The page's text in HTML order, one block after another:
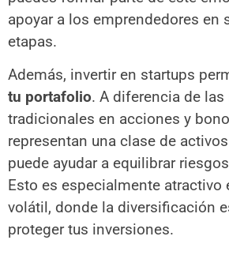
apoyar a los emprendedores en
etapas.
Además, invertir en startups
tu portafolio. A diferencia de
tradicionales en acciones y
representan una clase de
puede ayudar a equilibrar
Esto es especialmente atractivo
volátil, donde la diversificación
proteger tus inversiones.